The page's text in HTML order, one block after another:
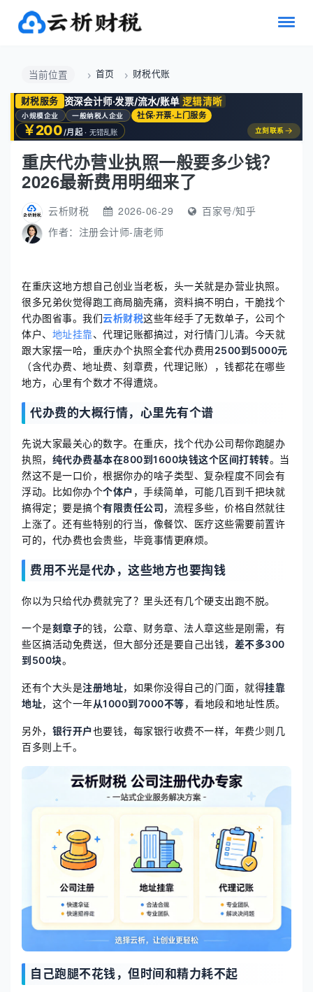
当前位置 首页 财税代账
财税服务 资深会计师·发票/流水/账单 逻辑清晰
小规模企业 一般纳税人企业 社保·开票·上门服务
￥200/月起 · 无错乱账 立刻联系 →
重庆代办营业执照一般要多少钱？
2026最新费用明细来了
云析财税 2026-06-29
百家号/知乎
作者： 注册会计师-唐老师
在重庆这地方想自己创业当老板，头一关就是办营业执照。
很多兄弟伙觉得跑工商局脑壳痛，资料搞不明白，干脆找个
代办图省事。我们云析财税这些年经手了无数单子，公司个
体户、 地址挂靠、代理记账都搞过，对行情门儿清。今天就
跟大家摆一哈，重庆办个执照全套代办费用2500到5000元
（含代办费、地址费、刻章费，代理记账），钱都花在哪些
地方，心里有个数才不得遭烧。
代办费的大概行情，心里先有个谱
先说大家最关心的数字。在重庆，找个代办公司帮你跑腿办
执照， 纯代办费基本在800到1600块钱这个区间打转转。当
然这不是一口价，根据你办的啥子类型、复杂程度不同会有
浮动。比如你办个个体户 ，手续简单，可能几百到千把块就
搞得定；要是搞个有限责任公司，流程多些，价格自然就往
上涨了。还有些特别的行当，像餐饮、医疗这些需要前置许
可的，代办费也会贵些，毕竟事情更麻烦。
费用不光是代办，这些地方也要掏钱
你以为只给代办费就完了？里头还有几个硬支出跑不脱。
一个是刻章子的钱，公章、财务章、法人章这些是刚需，有
些区搞活动免费送，但大部分还是要自己出钱， 差不多300
到500块。
还有个大头是注册地址，如果你没得自己的门面，就得挂靠
地址，这个一年从1000到7000不等，看地段和地址性质。
另外， 银行开户也要钱，每家银行收费不一样，年费少则几
百多则上千。
自己跑腿不花钱，但时间和精力耗不起